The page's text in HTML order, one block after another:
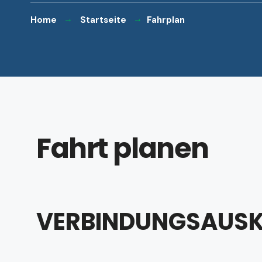
Home Startseite Fahrplan
Fahrt planen